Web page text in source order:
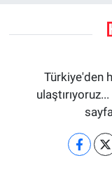
Türkiye'den